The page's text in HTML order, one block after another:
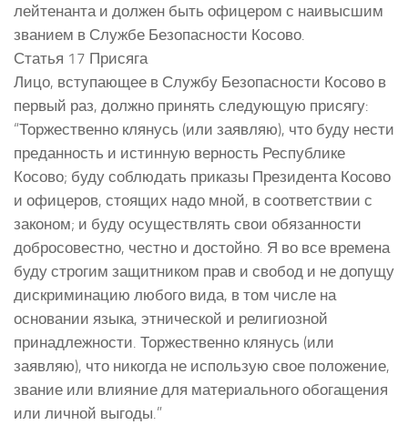
лейтенанта и должен быть офицером с наивысшим
званием в Службе Безопасности Косово.
Статья 17 Присяга
Лицо, вступающее в Службу Безопасности Косово в
первый раз, должно принять следующую присягу:
“Торжественно клянусь (или заявляю), что буду нести
преданность и истинную верность Республике
Косово; буду соблюдать приказы Президента Косово
и офицеров, стоящих надо мной, в соответствии с
законом; и буду осуществлять свои обязанности
добросовестно, честно и достойно. Я во все времена
буду строгим защитником прав и свобод и не допущу
дискриминацию любого вида, в том числе на
основании языка, этнической и религиозной
принадлежности. Торжественно клянусь (или
заявляю), что никогда не использую свое положение,
звание или влияние для материального обогащения
или личной выгоды.”